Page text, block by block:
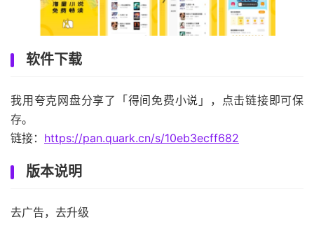
软件下载
我用夸克网盘分享了「得间免费小说」，点击链接即可保
存。
链接： https://pan.quark.cn/s/10eb3ecff682
版本说明
去广告，去升级